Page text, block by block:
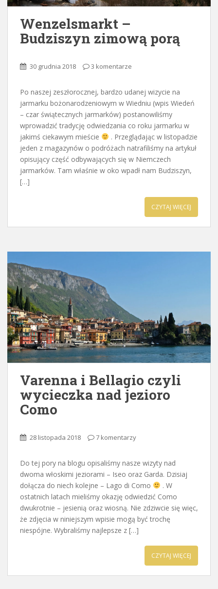
Wenzelsmarkt –
Budziszyn zimową porą
30 grudnia 2018 3 komentarze
Po naszej zeszłorocznej, bardzo udanej wizycie na
jarmarku bożonarodzeniowym w Wiedniu (wpis Wiedeń
– czar świątecznych jarmarków) postanowiliśmy
wprowadzić tradycję odwiedzania co roku jarmarku w
jakimś ciekawym mieście
. Przeglądając w listopadzie
jeden z magazynów o podróżach natrafiliśmy na artykuł
opisujący część odbywających się w Niemczech
jarmarków. Tam właśnie w oko wpadł nam Budziszyn,
[…]
CZYTAJ WIĘCEJ
Varenna i Bellagio czyli
wycieczka nad jezioro
Como
28 listopada 2018 7 komentarzy
Do tej pory na blogu opisaliśmy nasze wizyty nad
dwoma włoskimi jeziorami – Iseo oraz Garda. Dzisiaj
dołącza do niech kolejne – Lago di Como
. W
ostatnich latach mieliśmy okazję odwiedzić Como
dwukrotnie – jesienią oraz wiosną. Nie zdziwcie się więc,
że zdjęcia w niniejszym wpisie mogą być trochę
niespójne. Wybraliśmy najlepsze z […]
CZYTAJ WIĘCEJ